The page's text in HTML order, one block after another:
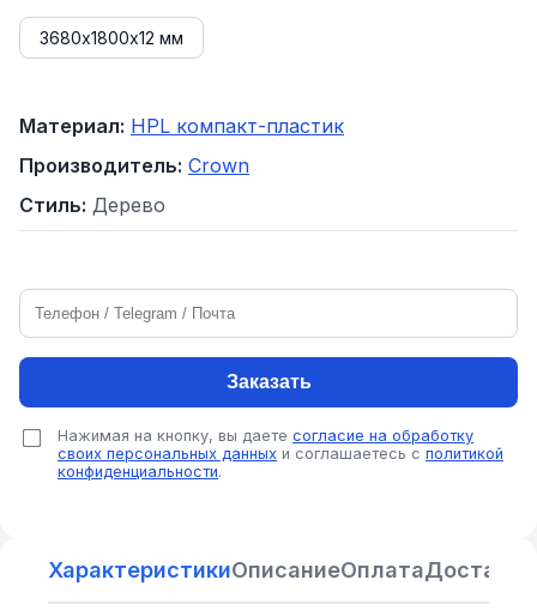
3680х1800х12 мм
Материал: HPL компакт-пластик
Производитель: Crown
Стиль: Дерево
Заказать
Нажимая на кнопку, вы даете согласие на обработку
своих персональных данных и соглашаетесь с политикой
конфиденциальности.
ХарактеристикиОписаниеОплатаДоставка